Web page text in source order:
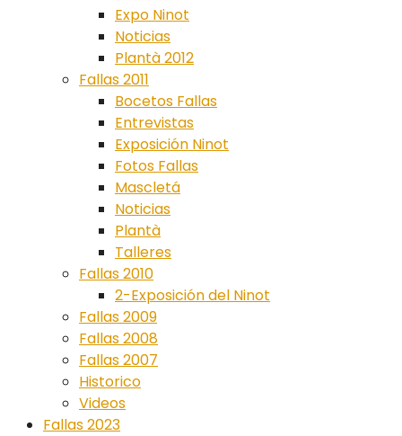
Expo Ninot
Noticias
Plantà 2012
Fallas 2011
Bocetos Fallas
Entrevistas
Exposición Ninot
Fotos Fallas
Mascletá
Noticias
Plantà
Talleres
Fallas 2010
2-Exposición del Ninot
Fallas 2009
Fallas 2008
Fallas 2007
Historico
Videos
Fallas 2023